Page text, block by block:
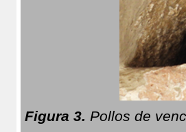
Figura 3. Pollos de